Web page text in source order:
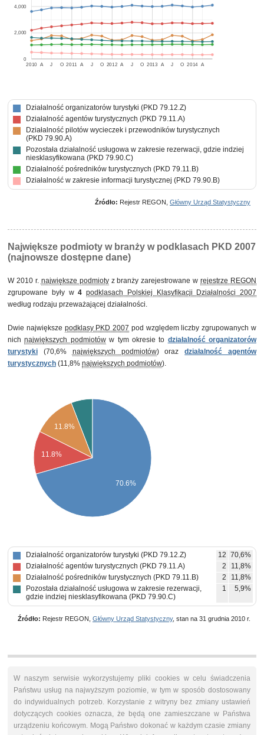
2010 2011 2012 2013 2014
A J O A J O A J O A J O A
0
2,000
4,000
Działalność organizatorów turystyki (PKD 79.12.Z)
Działalność agentów turystycznych (PKD 79.11.A)
Działalność pilotów wycieczek i przewodników turystycznych
(PKD 79.90.A)
Pozostała działalność usługowa w zakresie rezerwacji, gdzie indziej
niesklasyfikowana (PKD 79.90.C)
Działalność pośredników turystycznych (PKD 79.11.B)
Działalność w zakresie informacji turystycznej (PKD 79.90.B)
Źródło: Rejestr REGON, Główny Urząd Statystyczny
Największe podmioty w branży w podklasach PKD 2007
(najnowsze dostępne dane)
W 2010 r. największe podmiotyz branży zarejestrowane wrejestrze REGON
zgrupowane były w4 podklasach Polskiej Klasyfikacji Działalności 2007
według rodzaju przeważającej działalności.
Dwie największe podklasy PKD 2007 pod względem liczby zgrupowanych w
nichnajwiększych podmiotóww tym okresie to działalność organizatorów
turystyki (70,6% największych podmiotów) orazdziałalność agentów
turystycznych (11,8% największych podmiotów).
11.8%
11.8%
70.6%
Działalność organizatorów turystyki (PKD 79.12.Z) 12 70,6%
Działalność agentów turystycznych (PKD 79.11.A)
2
11,8%
Działalność pośredników turystycznych (PKD 79.11.B)
2
11,8%
Pozostała działalność usługowa w zakresie rezerwacji,
gdzie indziej niesklasyfikowana (PKD 79.90.C)
1 5,9%
Źródło: Rejestr REGON, Główny Urząd Statystyczny, stan na 31 grudnia 2010 r.
W naszym serwisie wykorzystujemy pliki cookies w celu świadczenia
Państwu usług na najwyższym poziomie, w tym w sposób dostosowany
do indywidualnych potrzeb. Korzystanie z witryny bez zmiany ustawień
dotyczących cookies oznacza, że będą one zamieszczane w Państwa
urządzeniu końcowym. Mogą Państwo dokonać w każdym czasie zmiany